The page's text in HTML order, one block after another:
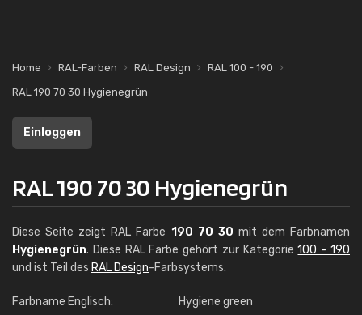
Home RAL-Farben RAL Design
RAL 100 - 190
RAL 190 70 30 Hygienegrün
Einloggen
RAL 190 70 30 Hygienegrün
Diese Seite zeigt RAL Farbe 190 70 30 mit dem Farbnamen
Hygienegrün. Diese RAL Farbe gehört zur Kategorie100 - 190
und ist Teil des RAL Design-Farbsystems.
Farbname Englisch: Hygiene green